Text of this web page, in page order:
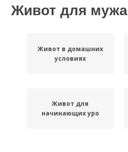
Живот для мужа
Живот в домашних
условиях
Живот для
начинающих уро